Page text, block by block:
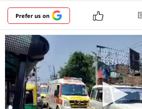
Prefer us on
बिहार के समस्तीपुर से मानवता को
सामने आई है, जिसमें जाम में फंसी
हालत बिगड़ी तो परिजन अस्पताल ले
लेकर दौड़ पड़े. लेकिन एंबुलेंस को
नहीं दी. नतीजा यह हुआ कि समय पर